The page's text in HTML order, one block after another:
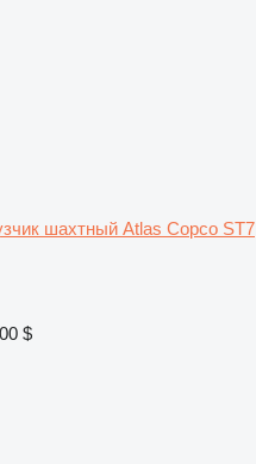
шахтный Atlas Copco ST7
$